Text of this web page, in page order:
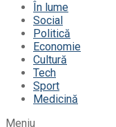
În lume
Social
Politică
Economie
Cultură
Tech
Sport
Medicină
Meniu